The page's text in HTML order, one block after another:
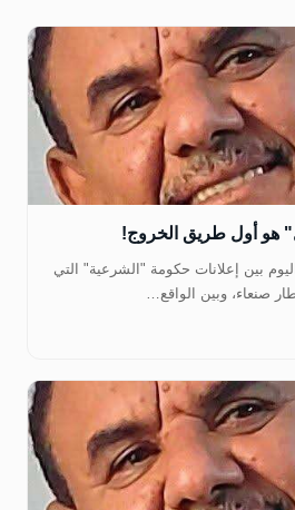
هو أول طريق الخروج!
بين إعلانات حكومة "الشرعية" التي
صنعاء، وبين الواقع…